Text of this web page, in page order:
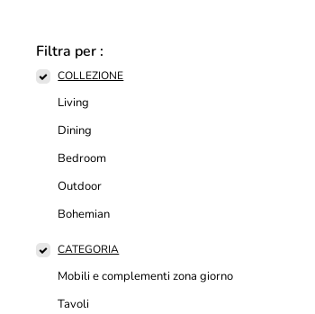
Filtra per :
COLLEZIONE
Living
Dining
Bedroom
Outdoor
Bohemian
CATEGORIA
Mobili e complementi zona giorno
Tavoli